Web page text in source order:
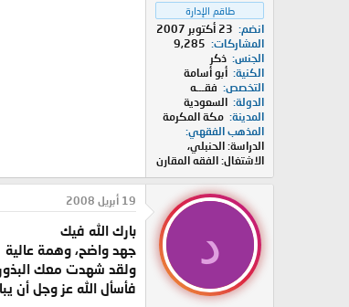
طاقم الإدارة
انضم
23 أكتوبر 2007
المشاركات
9,285
الجنس ذكر
الكنية أبو أسامة
التخصص
فقـــه
الدولة السعودية
المدينة مكة المكرمة
المذهب الفقهي
الدراسة: الحنبلي،
الاشتغال: الفقه المقارن
د
19 أبريل 2008
بارك الله فيك
جهد واضح، وهمة عالية
ولقد شهدت معك
فأسأل الله عز وجل أن